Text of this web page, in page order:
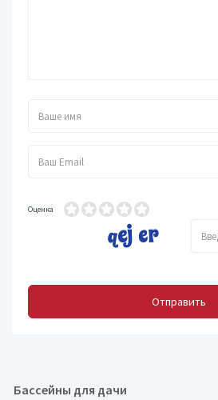
Оценка
Отправить
Бассейны для дачи